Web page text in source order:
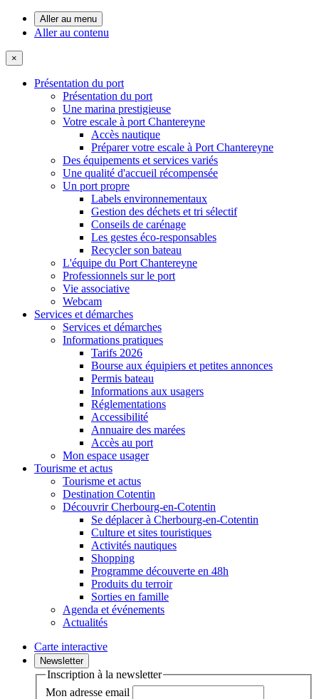
Aller au menu
Aller au contenu
×
Présentation du port
Présentation du port
Une marina prestigieuse
Votre escale à port Chantereyne
Accès nautique
Préparer votre escale à Port Chantereyne
Des équipements et services variés
Une qualité d'accueil récompensée
Un port propre
Labels environnementaux
Gestion des déchets et tri sélectif
Conseils de carénage
Les gestes éco-responsables
Recycler son bateau
L'équipe du Port Chantereyne
Professionnels sur le port
Vie associative
Webcam
Services et démarches
Services et démarches
Informations pratiques
Tarifs 2026
Bourse aux équipiers et petites annonces
Permis bateau
Informations aux usagers
Réglementations
Accessibilité
Annuaire des marées
Accès au port
Mon espace usager
Tourisme et actus
Tourisme et actus
Destination Cotentin
Découvrir Cherbourg-en-Cotentin
Se déplacer à Cherbourg-en-Cotentin
Culture et sites touristiques
Activités nautiques
Shopping
Programme découverte en 48h
Produits du terroir
Sorties en famille
Agenda et événements
Actualités
Carte interactive
Newsletter
Inscription à la newsletter
Mon adresse email